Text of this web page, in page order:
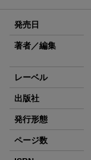
発売日
著者／編集
レーベル
出版社
発行形態
ページ数